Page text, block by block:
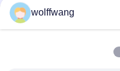
Hauspinsel
wolffwang